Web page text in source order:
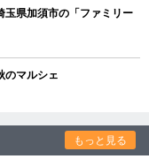
県加須市の「ファミリー
のマルシェ
もっと見る